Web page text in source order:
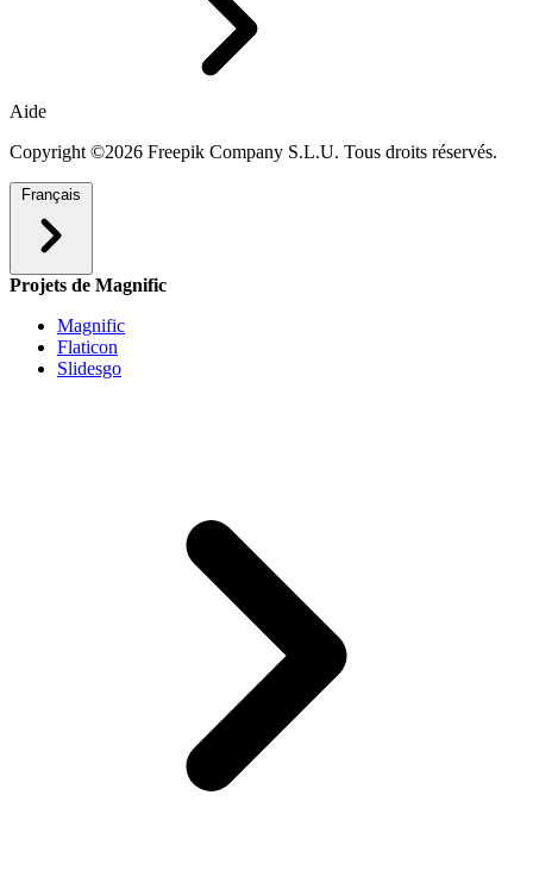
Aide
Copyright ©2026 Freepik Company S.L.U. Tous droits réservés.
Français
Projets de Magnific
Magnific
Flaticon
Slidesgo